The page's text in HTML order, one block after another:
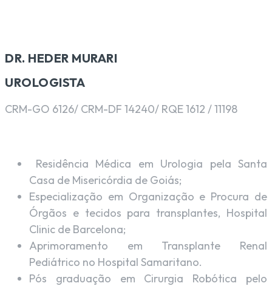
DR. HEDER MURARI
UROLOGISTA
CRM-GO 6126/ CRM-DF 14240/ RQE 1612 / 11198
Residência Médica em Urologia pela Santa
Casa de Misericórdia de Goiás;
Especialização em Organização e Procura de
Órgãos e tecidos para transplantes, Hospital
Clinic de Barcelona;
Aprimoramento em Transplante Renal
Pediátrico no Hospital Samaritano.
Pós graduação em Cirurgia Robótica pelo